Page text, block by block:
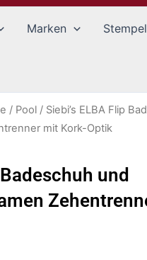
Marken Stempel
/ Pool / Siebi’s ELBA Flip
mit Kork-Optik
und